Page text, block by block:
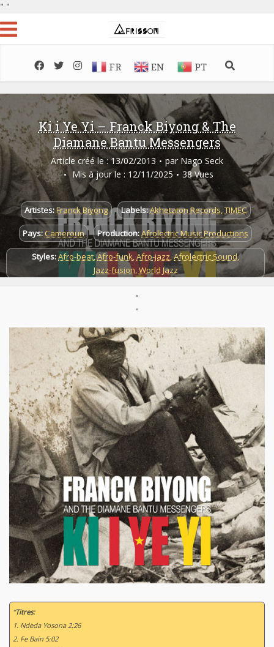
" "
FR EN PT
Ki i Ye Yi – Franck Biyong & The
Diamane Bantu Messengers
Article créé le : 13/02/2013 par Nago Seck
Mis à jour le : 12/11/2025
38 Vues
Artistes:Franck Biyong Labels:Akhetaton Records,TIMEC
Pays:Cameroun Production:Afrolectric Music Productions
Styles:Afro-beat,Afro-funk,Afro-jazz,Afrolectric Sound,
Jazz-fusion,World Jazz
Musiciens :
Désiré Nkouandou, William Ombé, Maurice Biyong, Brice Essomba,
Nicolas Sakelario, Jean-Sébastien Lacroix, Ben Abarbanel Wolff, Fab
Smith, Giovanni Hector, Sandra Ellama, Soraya Ebelle, Swala Emati,
Viny Besnard, Oloo Bwemba, Maurice Biyong, Brice Essomba,
Soraya Ebelle, Oloo Bwemba,vDésiré Nkouandou, Swala Emati,
Emilio Bissaya
Parution :15/10/2012 Support : CD
"
"
“Titres:
1. Ndeda Yosona 2:26
2. Fe Bain 5:02